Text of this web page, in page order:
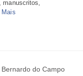
Mais
Bernardo do Campo